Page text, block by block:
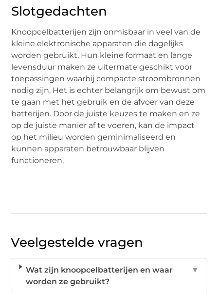
Slotgedachten
Knoopcelbatterijen zijn onmisbaar in veel van de
kleine elektronische apparaten die dagelijks
worden gebruikt. Hun kleine formaat en lange
levensduur maken ze uitermate geschikt voor
toepassingen waarbij compacte stroombronnen
nodig zijn. Het is echter belangrijk om bewust om
te gaan met het gebruik en de afvoer van deze
batterijen. Door de juiste keuzes te maken en ze
op de juiste manier af te voeren, kan de impact
op het milieu worden geminimaliseerd en
kunnen apparaten betrouwbaar blijven
functioneren.
Veelgestelde vragen
Wat zijn knoopcelbatterijen en waar
worden ze gebruikt?
▼